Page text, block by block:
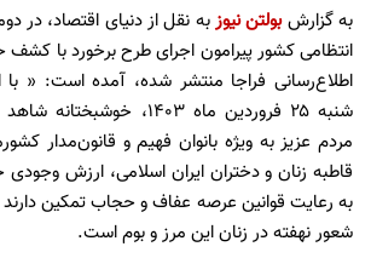
به گزارشبولتن نیوزبه نقل از دنیای اقتصاد، در
انتظامی کشور پیرامون اجرای طرح برخورد با
اطلاع‌رسانی فراجا منتشر شده، آمده است:‌ « با
شنبه ۲۵ فروردین ماه ۱۴۰۳،
مردم عزیز به ویژه بانوان فهیم و قانون‌مدار
قاطبه زنان و دختران ایران اسلامی، ارزش
به رعایت قوانین عرصه عفاف و حجاب تمکین
شعور نهفته در زنان این مرز و بوم است.